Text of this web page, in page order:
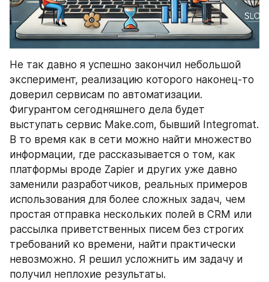
Не так давно я успешно закончил небольшой
эксперимент, реализацию которого наконец-то
доверил сервисам по автоматизации.
Фигурантом сегодняшнего дела будет
выступать сервис Make.com, бывший Integromat.
В то время как в сети можно найти множество
информации, где рассказывается о том, как
платформы вроде Zapier и других уже давно
заменили разработчиков, реальных примеров
использования для более сложных задач, чем
простая отправка нескольких полей в CRM или
рассылка приветственных писем без строгих
требований ко времени, найти практически
невозможно. Я решил усложнить им задачу и
получил неплохие результаты.